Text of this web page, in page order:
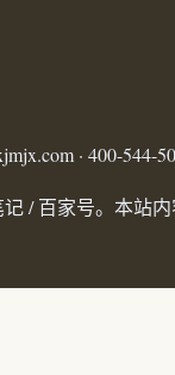
· 400-544-
/ 百家号。本站